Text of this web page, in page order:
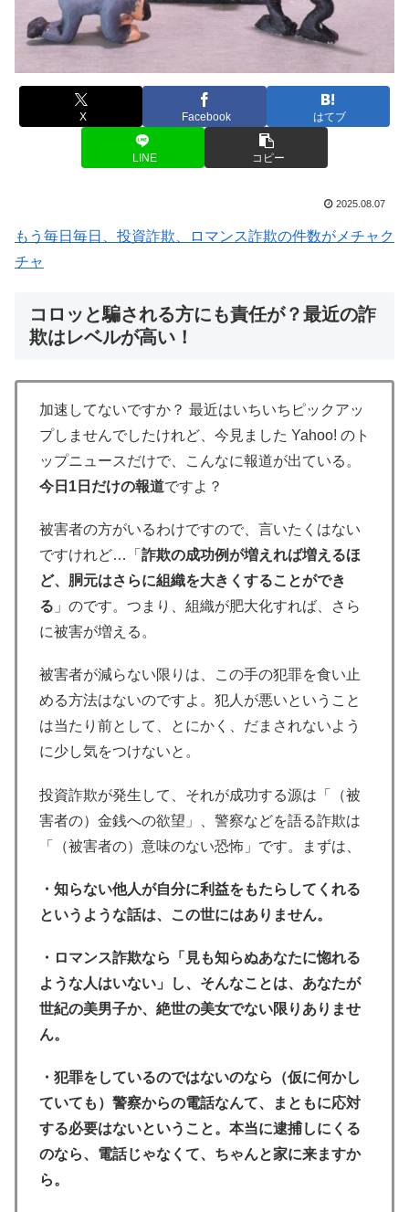
X Facebook はてブ
LINE コピー
2025.08.07
もう毎日毎日、投資詐欺、ロマンス詐欺の件数がメチャク
チャ
コロッと騙される方にも責任が？最近の詐
欺はレベルが高い！
加速してないですか？ 最近はいちいちピックアッ
プしませんでしたけれど、今見ました Yahoo! のト
ップニュースだけで、こんなに報道が出ている。
今日1日だけの報道ですよ？
被害者の方がいるわけですので、言いたくはない
ですけれど…「 詐欺の成功例が増えれば増えるほ
ど、胴元はさらに組織を大きくすることができ
る 」のです。つまり、組織が肥大化すれば、さら
に被害が増える。
被害者が減らない限りは、この手の犯罪を食い止
める方法はないのですよ。犯人が悪いということ
は当たり前として、とにかく、だまされないよう
に少し気をつけないと。
投資詐欺が発生して、それが成功する源は「（被
害者の）金銭への欲望」、警察などを語る詐欺は
「（被害者の）意味のない恐怖」です。まずは、
・知らない他人が自分に利益をもたらしてくれる
というような話は、この世にはありません。
・ロマンス詐欺なら「見も知らぬあなたに惚れる
ような人はいない」し、そんなことは、あなたが
世紀の美男子か、絶世の美女でない限りありませ
ん。
・犯罪をしているのではないのなら（仮に何かし
ていても）警察からの電話なんて、まともに応対
する必要はないということ。本当に逮捕しにくる
のなら、電話じゃなくて、ちゃんと家に来ますか
ら。